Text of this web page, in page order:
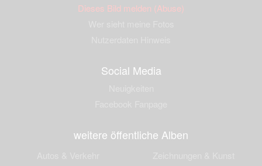
Dieses Bild melden (Abuse)
Social Media
weitere öffentliche Alben